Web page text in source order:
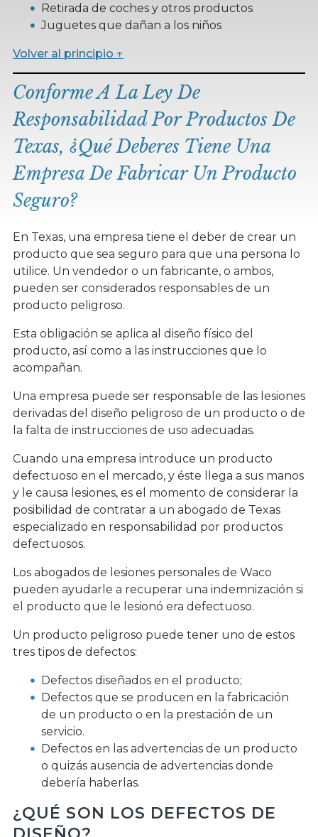
Retirada de coches y otros productos
Juguetes que dañan a los niños
Volver al principio ↑
Conforme A La Ley De
Responsabilidad Por Productos De
Texas, ¿qué Deberes Tiene Una
Empresa De Fabricar Un Producto
Seguro?
En Texas, una empresa tiene el deber de crear un
producto que sea seguro para que una persona lo
utilice. Un vendedor o un fabricante, o ambos,
pueden ser considerados responsables de un
producto peligroso.
Esta obligación se aplica al diseño físico del
producto, así como a las instrucciones que lo
acompañan.
Una empresa puede ser responsable de las lesiones
derivadas del diseño peligroso de un producto o de
la falta de instrucciones de uso adecuadas.
Cuando una empresa introduce un producto
defectuoso en el mercado, y éste llega a sus manos
y le causa lesiones, es el momento de considerar la
posibilidad de contratar a un abogado de Texas
especializado en responsabilidad por productos
defectuosos.
Los abogados de lesiones personales de Waco
pueden ayudarle a recuperar una indemnización si
el producto que le lesionó era defectuoso.
Un producto peligroso puede tener uno de estos
tres tipos de defectos:
Defectos diseñados en el producto;
Defectos que se producen en la fabricación
de un producto o en la prestación de un
servicio.
Defectos en las advertencias de un producto
o quizás ausencia de advertencias donde
debería haberlas.
¿QUÉ SON LOS DEFECTOS DE